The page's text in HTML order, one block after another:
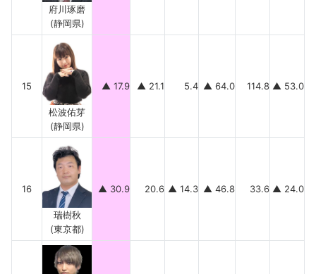
府川琢磨
(静岡県)
15
松波佑芽
(静岡県)
▲ 17.9 ▲ 21.1 5.4 ▲ 64.0 114.8 ▲ 53.0
16
瑞樹秋
(東京都)
▲ 30.9 20.6 ▲ 14.3 ▲ 46.8 33.6 ▲ 24.0